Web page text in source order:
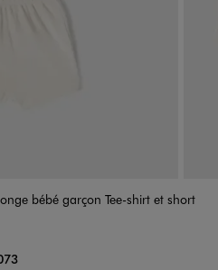
bébé garçon Tee-shirt et short